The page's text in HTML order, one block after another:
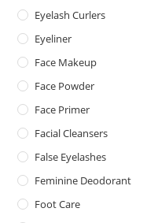
Eyelash Curlers
Eyeliner
Face Makeup
Face Powder
Face Primer
Facial Cleansers
False Eyelashes
Feminine Deodorant
Foot Care